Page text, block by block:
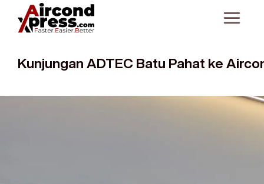
Kunjungan ADTEC Batu Pahat ke